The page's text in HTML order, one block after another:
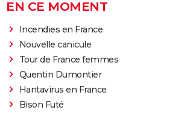
EN CE MOMENT
Incendies en France
Nouvelle canicule
Tour de France femmes
Quentin Dumontier
Hantavirus en France
Bison Futé